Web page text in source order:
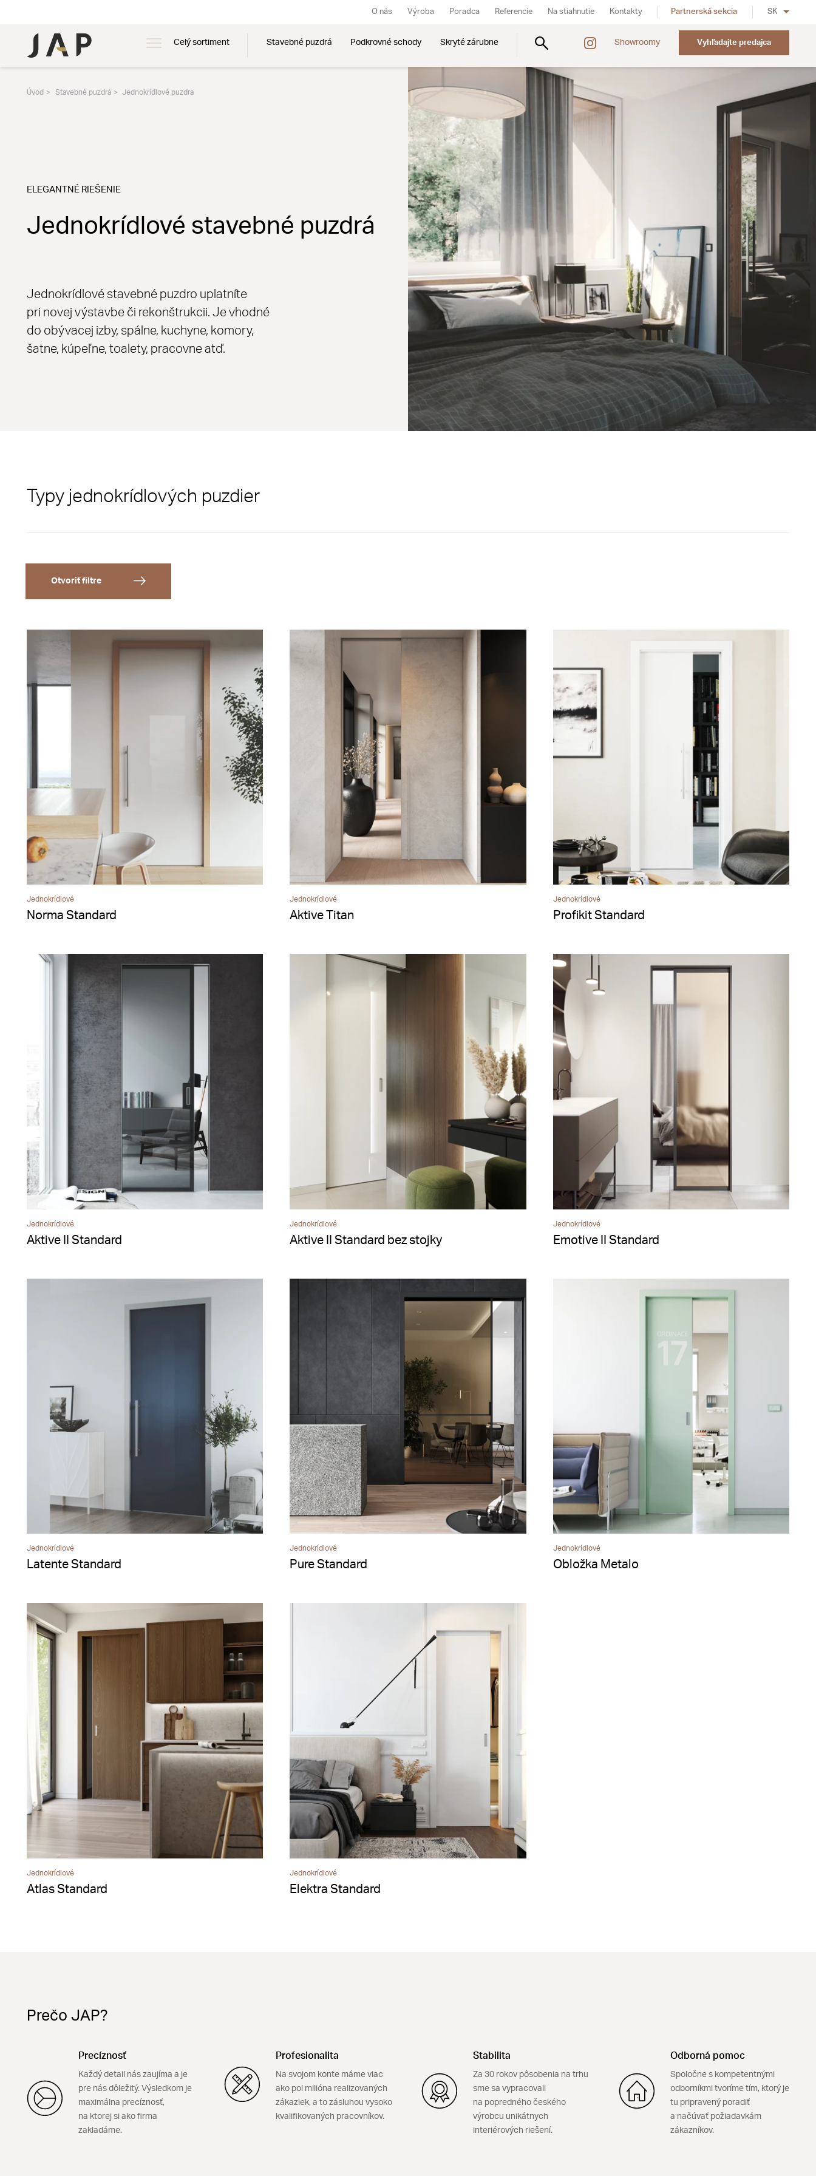
Celý sortiment Stavebné puzdrá Podkrovné schody Skryté zárubne Showroomy Vyhľadajte predajca
O nás Výroba Poradca Referencie Na stiahnutie Kontakty Partnerská sekcia SK
Úvod Stavebné puzdrá Jednokrídlové puzdra
ELEGANTNÉ RIEŠENIE
Jednokrídlové stavebné puzdrá
Jednokrídlové stavebné puzdro uplatníte
pri novej výstavbe či rekonštrukcii. Je vhodné
do obývacej izby, spálne, kuchyne, komory,
šatne, kúpeľne, toalety, pracovne atď.
Typy jednokrídlových puzdier
Otvoriť filtre
Jednokrídlové
Norma Standard
Jednokrídlové
Aktive Titan
Jednokrídlové
Profikit Standard
Jednokrídlové
Aktive II Standard
Jednokrídlové
Aktive II Standard bez stojky
Jednokrídlové
Emotive II Standard
Jednokrídlové
Latente Standard
Jednokrídlové
Pure Standard
Jednokrídlové
Obložka Metalo
Jednokrídlové
Atlas Standard
Jednokrídlové
Elektra Standard
Prečo JAP?
Precíznosť
Každý detail nás zaujíma a je
pre nás dôležitý. Výsledkom je
maximálna precíznosť,
na ktorej si ako firma
zakladáme.
Profesionalita
Na svojom konte máme viac
ako pol milióna realizovaných
zákaziek, a to zásluhou vysoko
kvalifikovaných pracovníkov.
Stabilita
Za 30 rokov pôsobenia na trhu
sme sa vypracovali
na popredného českého
výrobcu unikátnych
interiérových riešení.
Odborná pomoc
Spoločne s kompetentnými
odborníkmi tvoríme tím, ktorý je
tu pripravený poradiť
a načúvať požiadavkám
zákazníkov.